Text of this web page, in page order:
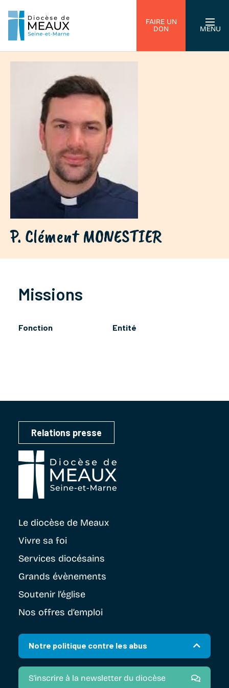
FAIRE UN
DON
MENU
P. Clément MONESTIER
Missions
Fonction Entité
Relations presse
Le diocèse de Meaux
Vivre sa foi
Services diocésains
Grands évènements
Soutenir l’église
Nos offres d’emploi
Notre politique contre les abus
S'inscrire à la newsletter du diocèse